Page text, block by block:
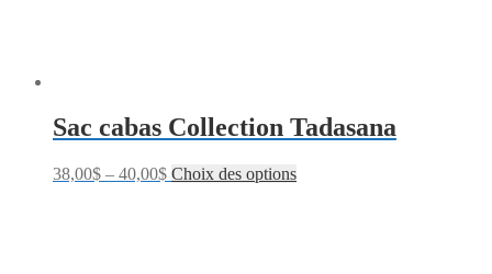
Sac cabas Collection Tadasana
38,00$ – 40,00$ Choix des options